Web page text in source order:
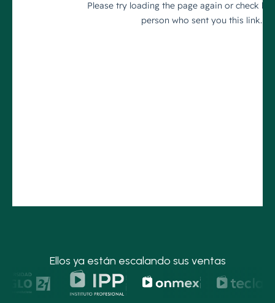
Ellos ya están escalando sus ventas